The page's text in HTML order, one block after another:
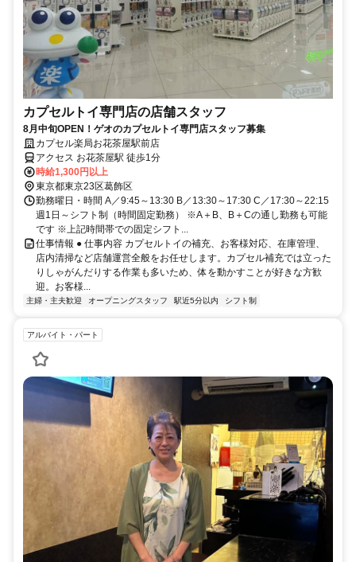
カプセルトイ専門店の店舗スタッフ
8月中旬OPEN！ゲオのカプセルトイ専門店スタッフ募集
カプセル楽局お花茶屋駅前店
アクセス お花茶屋駅 徒歩1分
時給1,300円以上
東京都東京23区葛飾区
勤務曜日・時間 A／9:45～13:30 B／13:30～17:30 C／17:30～22:15
週1日～シフト制（時間固定勤務） ※A＋B、B＋Cの通し勤務も可能
です ※上記時間帯での固定シフト...
仕事情報 ● 仕事内容 カプセルトイの補充、お客様対応、在庫管理、
店内清掃など店舗運営全般をお任せします。カプセル補充では立った
りしゃがんだりする作業も多いため、体を動かすことが好きな方歓
迎。お客様...
主婦・主夫歓迎 オープニングスタッフ 駅近5分以内 シフト制
アルバイト・パート